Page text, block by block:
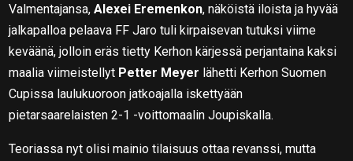
Valmentajansa,Alexei Eremenkon, näköistä iloista ja hyvää
jalkapalloa pelaava FF Jaro tuli kirpaisevan tutuksi viime
keväänä, jolloin eräs tietty Kerhon kärjessä perjantaina kaksi
maalia viimeistellyt Petter Meyer lähetti Kerhon Suomen
Cupissa laulukuoroon jatkoajalla iskettyään
pietarsaarelaisten 2-1 -voittomaalin Joupiskalla.
Teoriassa nyt olisi mainio tilaisuus ottaa revanssi, mutta